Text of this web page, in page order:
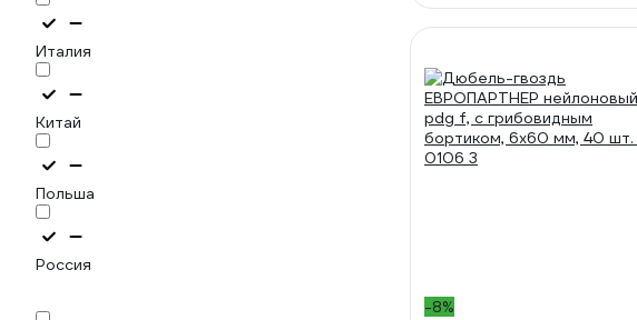
Италия
Китай
Польша
Россия
-8%